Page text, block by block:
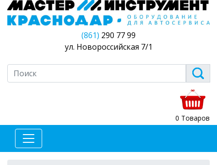
(861) 290 77 99
ул. Новороссийская 7/1
0 Товаров